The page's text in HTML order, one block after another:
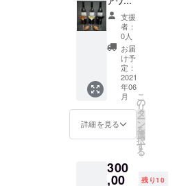
したい
お名前
をアル
ファ
ベット
で備考
欄にご
記入下
さい。
また、
方は備
考欄に
とご記
入下さ
謝の
メール
をご提
供致し
ます。
【備
考】 ※
未成年
の方は
ご利用
いただ
けませ
インは
参考で
いた方
にお礼
とし
て、感
謝の
メール
をご提
供致し
ます。
【備
考】 ※
いただ
けませ
中か
ら、日
本初上
陸の希
少価値
の高い
少数生
産のク
ヴェヴ
リワイ
ン
750ml ×
6本セッ
バー、
白、赤
ン定期
お届け
セット
の購入
チケッ
ト】 ・
DaiSuW
ineが
ジョー
ジアで
厳選し
ました
ワイナ
中か
ら、日
支援
者：
0人
お届
け予
定：
2021
年06
月
詳細を見る
こ
の
リ
タ
ー
ン
を
選
択
す
る
300
,00 残り10